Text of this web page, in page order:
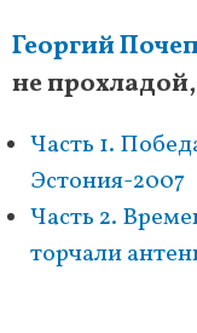
Георгий
не
Часть 1.
Эстония-2007
Часть 2.
торчали